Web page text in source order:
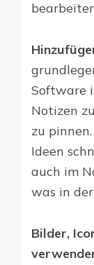
Software
Notizen
zu
Ideen
auch im
was in
Bilder,